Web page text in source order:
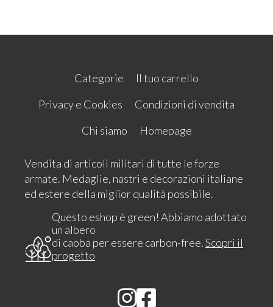
Categorie
Il tuo carrello
Privacy e Cookies
Condizioni di vendita
Chi siamo
Homepage
Vendita di articoli militari di tutte le forze
armate. Medaglie, nastri e decorazioni italiane
ed estere della miglior qualità possibile.
Questo eshop è green! Abbiamo adottato
un albero
di caoba per essere carbon-free.Scopri il
progetto